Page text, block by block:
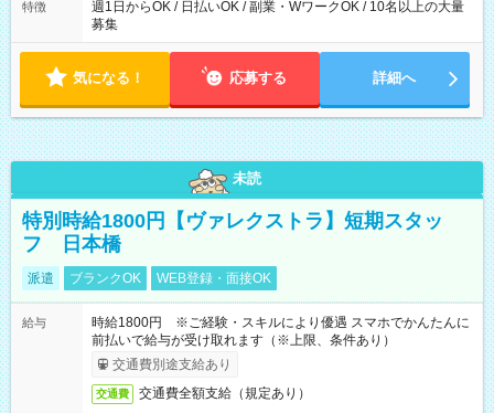
特徴
週1日からOK / 日払いOK / 副業・WワークOK / 10名以上の大量
募集
気になる！ 応募する 詳細へ
未読
特別時給1800円【ヴァレクストラ】短期スタッ
フ 日本橋
派遣 ブランクOK WEB登録・面接OK
給与
時給1800円 ※ご経験・スキルにより優遇 スマホでかんたんに
前払いで給与が受け取れます（※上限、条件あり）
交通費別途支給あり
交通費 交通費全額支給（規定あり）